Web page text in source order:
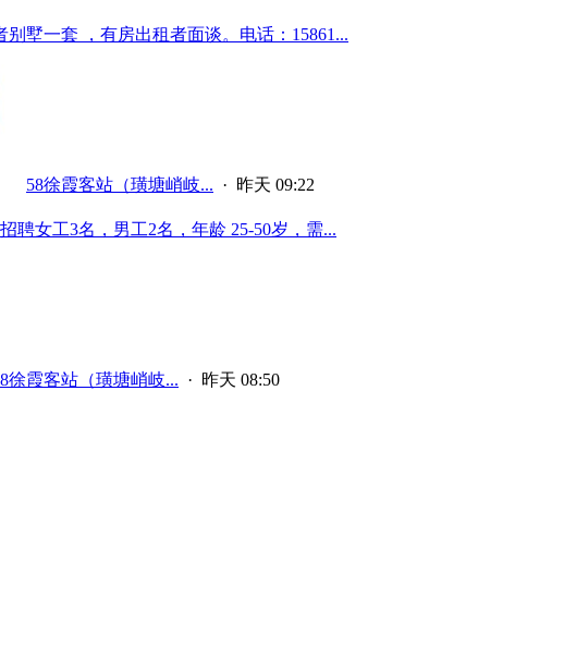
墅一套 ，有房出租者面谈。电话：15861...
58徐霞客站（璜塘峭岐... · 昨天 09:22
聘女工3名，男工2名，年龄 25-50岁，需...
徐霞客站（璜塘峭岐... · 昨天 08:50